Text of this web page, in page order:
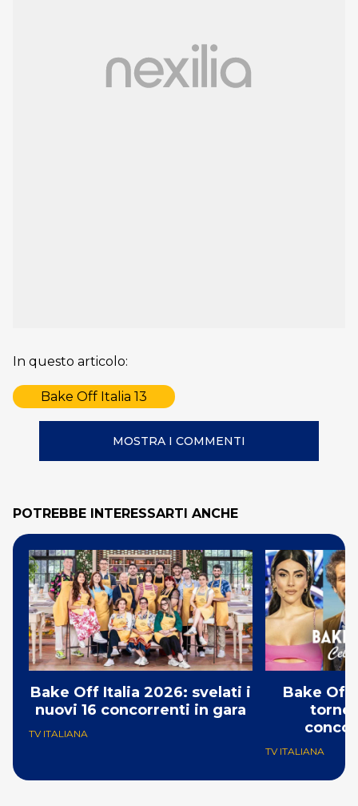
In questo articolo:
Bake Off Italia 13
MOSTRA I COMMENTI
POTREBBE INTERESSARTI ANCHE
Bake Off Italia 2026: svelati i
nuovi 16 concorrenti in gara
TV ITALIANA
Bake Off
TV ITALIANA